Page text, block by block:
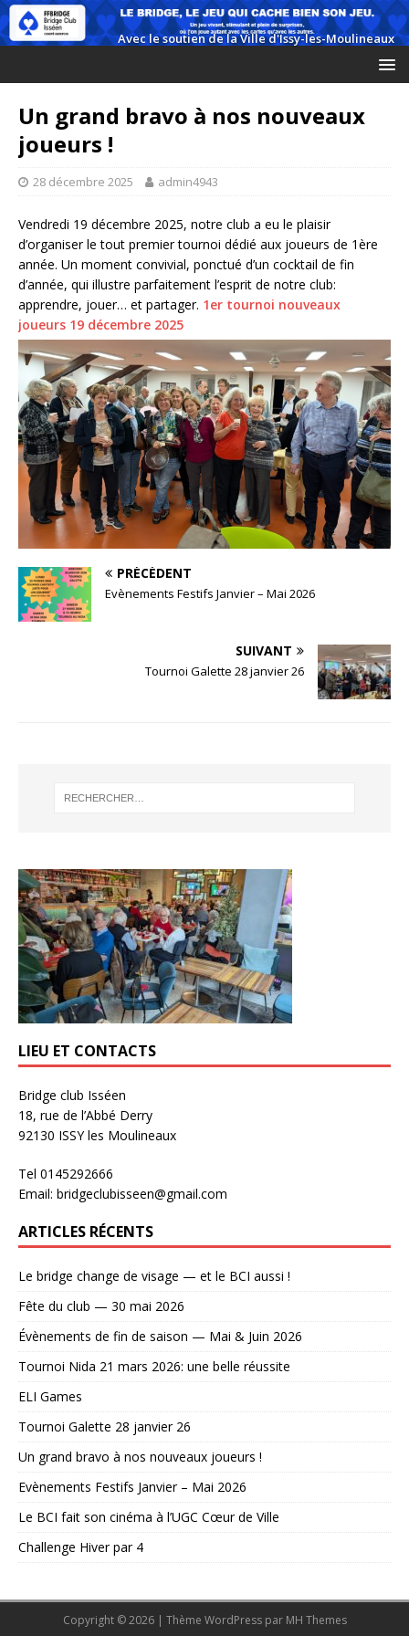
Un grand bravo à nos nouveaux
joueurs !
28 décembre 2025 admin4943
Vendredi 19 décembre 2025, notre club a eu le plaisir
d’organiser le tout premier tournoi dédié aux joueurs de 1ère
année. Un moment convivial, ponctué d’un cocktail de fin
d’année, qui illustre parfaitement l’esprit de notre club:
apprendre, jouer… et partager. 1er tournoi nouveaux
joueurs 19 décembre 2025
PRÉCÉDENT
Evènements Festifs Janvier – Mai 2026
SUIVANT
Tournoi Galette 28 janvier 26
LIEU ET CONTACTS
Bridge club Isséen
18, rue de l’Abbé Derry
92130 ISSY les Moulineaux
Tel 0145292666
Email: bridgeclubisseen@gmail.com
ARTICLES RÉCENTS
Le bridge change de visage — et le BCI aussi !
Fête du club — 30 mai 2026
Évènements de fin de saison — Mai & Juin 2026
Tournoi Nida 21 mars 2026: une belle réussite
ELI Games
Tournoi Galette 28 janvier 26
Un grand bravo à nos nouveaux joueurs !
Evènements Festifs Janvier – Mai 2026
Le BCI fait son cinéma à l’UGC Cœur de Ville
Challenge Hiver par 4
Copyright © 2026 | Thème WordPress par MH Themes